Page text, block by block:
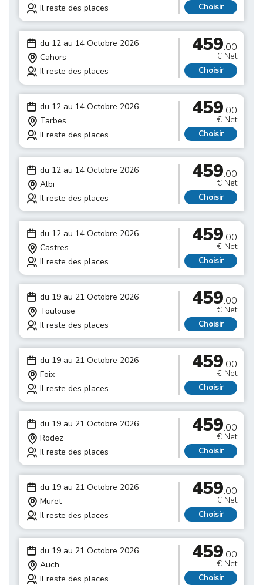
Il reste des places
Choisir
du 12 au 14 Octobre 2026
Cahors
Il reste des places
459.00
€ Net
Choisir
du 12 au 14 Octobre 2026
Tarbes
Il reste des places
459.00
€ Net
Choisir
du 12 au 14 Octobre 2026
Albi
Il reste des places
459.00
€ Net
Choisir
du 12 au 14 Octobre 2026
Castres
Il reste des places
459.00
€ Net
Choisir
du 19 au 21 Octobre 2026
Toulouse
Il reste des places
459.00
€ Net
Choisir
du 19 au 21 Octobre 2026
Foix
Il reste des places
459.00
€ Net
Choisir
du 19 au 21 Octobre 2026
Rodez
Il reste des places
459.00
€ Net
Choisir
du 19 au 21 Octobre 2026
Muret
Il reste des places
459.00
€ Net
Choisir
du 19 au 21 Octobre 2026
Auch
Il reste des places
459.00
€ Net
Choisir